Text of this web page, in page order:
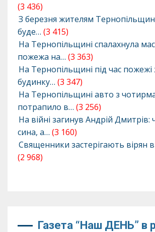
(3 436)
З березня жителям
буде… (3 415)
На Тернопільщині спалахнула
пожежа на… (3 363)
На Тернопільщині під час
будинку… (3 347)
На Тернопільщині авто з
потрапило в… (3 256)
На війні загинув Андрій
сина, а… (3 160)
Священники застерігають вірян
(2 968)
Газета “Наш ДЕНЬ” в